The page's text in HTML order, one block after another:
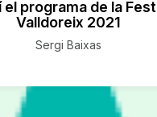
el programa de la
Valldoreix 2021
Sergi Baixas